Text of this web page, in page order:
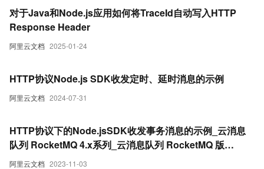
阿里云文档 2025-01-24
对于Java和Node.js应用如何将TraceId自动写入HTTP
Response Header
阿里云文档 2024-07-31
HTTP协议Node.js SDK收发定时、延时消息的示例
阿里云文档 2023-11-03
HTTP协议下的Node.jsSDK收发事务消息的示例_云消息
队列 RocketMQ 4.x系列_云消息队列 RocketMQ 版
(RocketMQ)